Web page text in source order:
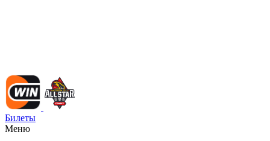
Билеты
Меню